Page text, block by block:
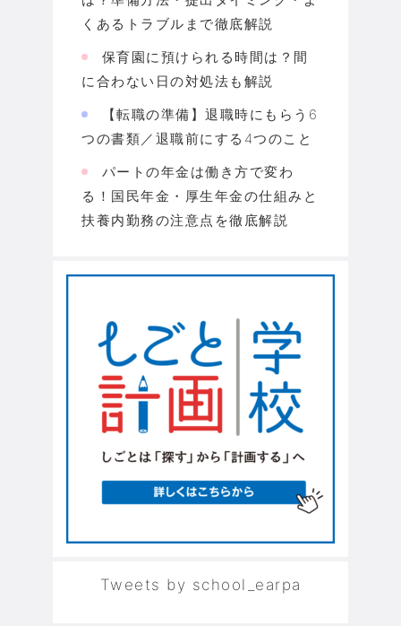
くあるトラブルまで徹底解説
保育園に預けられる時間は？間
に合わない日の対処法も解説
【転職の準備】退職時にもらう6
つの書類／退職前にする4つのこと
パートの年金は働き方で変わ
る！国民年金・厚生年金の仕組みと
扶養内勤務の注意点を徹底解説
Tweets by school_earpa